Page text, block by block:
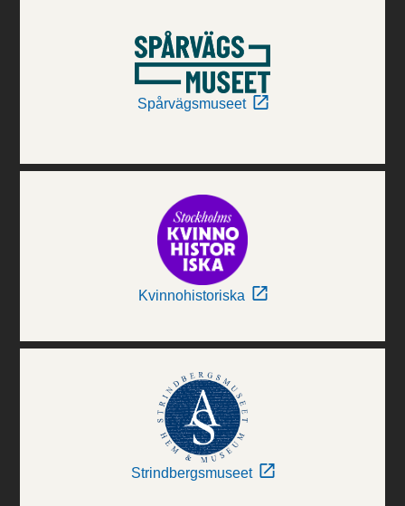
Spårvägsmuseet
Kvinnohistoriska
Strindbergsmuseet